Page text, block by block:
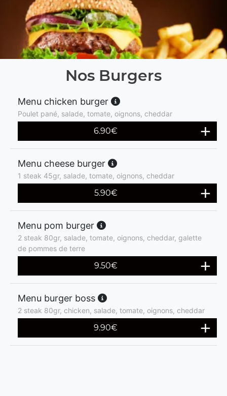
Nos Burgers
Menu chicken burger
Poulet pané, salade, tomate, oignons, cheddar
6.90€
Menu cheese burger
1 steak 45gr, salade, tomate, oignons, cheddar
5.90€
Menu pom burger
2 steak 80gr, salade, tomate, oignons, cheddar, galette
de pommes de terre
9.50€
Menu burger boss
2 steak 80gr, chicken, salade, tomate, oignons, cheddar
9.90€